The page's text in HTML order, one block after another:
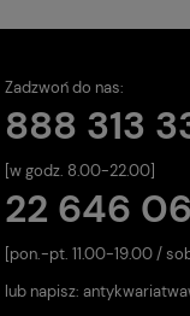
Zadzwoń do nas:
888 313
[w godz. 8.00-22.00]
22 646
[pon.-pt. 11.00-19.00 /
lub napisz: